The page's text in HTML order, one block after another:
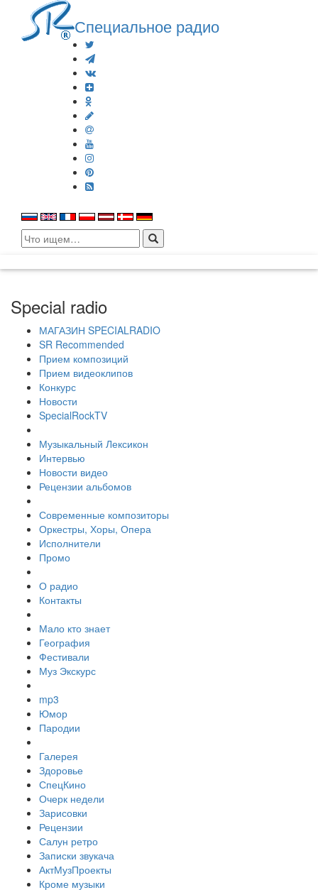
Специальное радио
Search
for:
Special radio
МАГАЗИН SPECIALRADIO
SR Recommended
Прием композиций
Прием видеоклипов
Конкурс
Новости
SpecialRockTV
Музыкальный Лексикон
Интервью
Новости видео
Рецензии альбомов
Современные композиторы
Оркестры, Хоры, Опера
Исполнители
Промо
О радио
Контакты
Мало кто знает
География
Фестивали
Муз Экскурс
mp3
Юмор
Пародии
Галерея
Здоровье
СпецКино
Очерк недели
Зарисовки
Рецензии
Салун ретро
Записки звукача
АктМузПроекты
Кроме музыки